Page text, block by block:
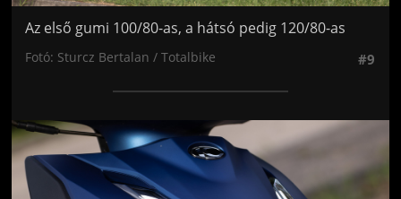
Az első gumi 100/80-as, a hátsó pedig 120/80-as
Fotó: Sturcz Bertalan / Totalbike #9
Jön még kép!